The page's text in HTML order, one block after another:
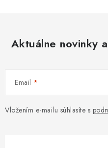
u
Aktuálne novinky
Email
Vložením e-mailu súhlasíte s